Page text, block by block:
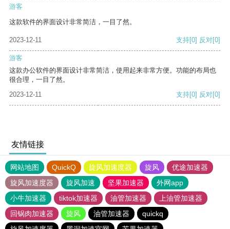
游客
这款软件的界面设计非常简洁，一目了然。
2023-12-11 支持[0] 反对[0]
游客
这款办公软件的界面设计非常简洁，使用起来非常方便。功能的布局也
很合理，一目了然。
2023-12-11
支持[0] 反对[0]
友情链接
网站地图 QuickQ 旋风加速度器 旋风
优途加速器
旋风加速度器
旋风加速 坚果加速器
外网app
小牛加速器
tiktok加速器 油管加速器
上油管加速器
回锅肉加速器
旋风 油管加速器
quickq